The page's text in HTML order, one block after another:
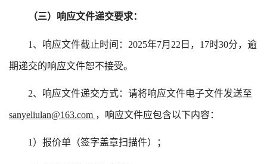
（三）响应文件递交要求：
1、响应文件截止时间：2025年7月 22 日， 17时30分，逾
期递交的响应文件恕不接受。
2、响应文件递交方式：请将响应文件电子文件发送至
sanyeliulan@163.com ，响应文件应包含以下内容：
1）报价单（签字盖章扫描件）；